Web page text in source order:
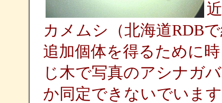
カメムシ（北海道RDB
追加個体を得るために
じ木で写真のアシナガ
か同定できないでいま